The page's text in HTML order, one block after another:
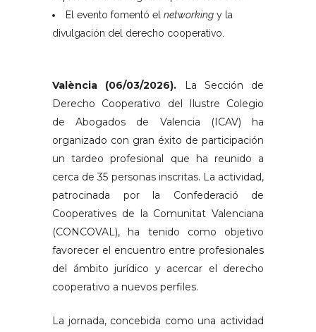
El evento fomentó el networking y la
divulgación del derecho cooperativo.
València (06/03/2026). La Sección de
Derecho Cooperativo del Ilustre Colegio
de Abogados de Valencia (ICAV) ha
organizado con gran éxito de participación
un tardeo profesional que ha reunido a
cerca de 35 personas inscritas. La actividad,
patrocinada por la Confederació de
Cooperatives de la Comunitat Valenciana
(CONCOVAL), ha tenido como objetivo
favorecer el encuentro entre profesionales
del ámbito jurídico y acercar el derecho
cooperativo a nuevos perfiles.
La jornada, concebida como una actividad